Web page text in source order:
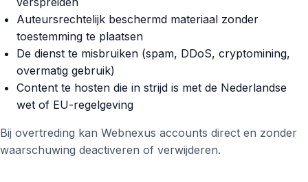
Auteursrechtelijk beschermd materiaal zonder
toestemming te plaatsen
De dienst te misbruiken (spam, DDoS, cryptomining,
overmatig gebruik)
Content te hosten die in strijd is met de Nederlandse
wet of EU-regelgeving
Bij overtreding kan Webnexus accounts direct en zonder
waarschuwing deactiveren of verwijderen.